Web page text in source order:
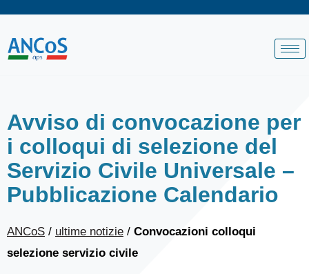
Avviso di convocazione per
i colloqui di selezione del
Servizio Civile Universale –
Pubblicazione Calendario
ANCoS / ultime notizie / Convocazioni colloqui
selezione servizio civile